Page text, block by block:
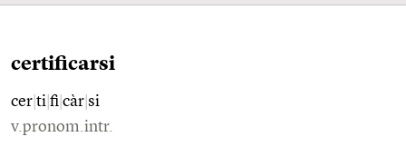
certificarsi
cer ti fi càr si
v.pronom.intr.